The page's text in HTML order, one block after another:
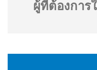
ผู้ที่ต้องกา